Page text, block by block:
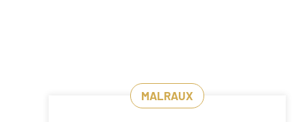
MALRAUX